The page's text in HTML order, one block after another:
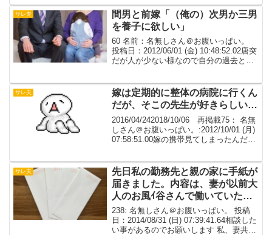
背中を押された。浮気している節もあ
っ...
サレ夫
間男と前嫁「（俺の）次男か三男
を養子に欲しい」
60 名前：名無しさん＠お腹いっぱい。
投稿日：2012/06/01 (金) 10:48:52.02唐突
だが人が少ない様なので自分の過去と現
的にサレて離婚、現在は再婚...
サレ夫
嫁は定期的に整体の病院に行くん
だが、そこの先生が好きらしい…
2016/04/242018/10/06 再掲載75： 名無
しさん＠お腹いっぱい。:2012/10/01 (月)
07:58:51.00嫁の携帯見てしまったんだが
い。:2...
サレ夫
先日私の勤務先と親の家に手紙が
届きました。内容は、妻が以前大
人のお風ｲ谷さんで働いていた
事、不倫や中糸色の経験があると
の事
238: 名無しさん＠お腹いっぱい。 投稿
日：2014/08/31 (日) 07:39:41.64相談した
い事があるのでお願いします 私、妻共に